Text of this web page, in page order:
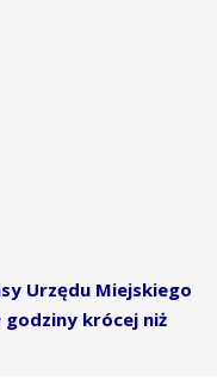
Urzędu Miejskiego
krócej niż